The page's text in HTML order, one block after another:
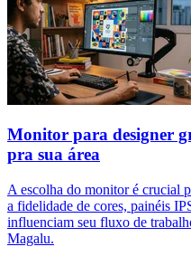
Monitor para designer
pra sua área
A escolha do monitor é crucial
a fidelidade de cores, painéis
influenciam seu fluxo de
Magalu.